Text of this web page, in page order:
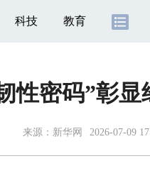
科技 教育
性密码”彰显
来源： 新华网 2026-07-09